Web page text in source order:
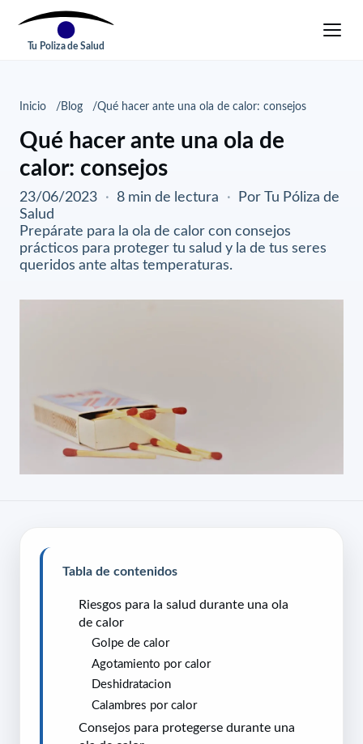
Tu Poliza de Salud
Inicio Blog Qué hacer ante una ola de calor: consejos
Qué hacer ante una ola de
calor: consejos
23/06/2023 · 8 min de lectura ·
Por Tu Póliza de
Salud
Prepárate para la ola de calor con consejos
prácticos para proteger tu salud y la de tus seres
queridos ante altas temperaturas.
Tabla de contenidos
Riesgos para la salud durante una ola
de calor
Golpe de calor
Agotamiento por calor
Deshidratacion
Calambres por calor
Consejos para protegerse durante una